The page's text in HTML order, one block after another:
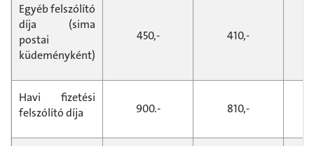
Egyéb felszólító
díja (sima
postai
küdeményként)
450,- 410,-
Havi fizetési
felszólító díja
900.- 810,-